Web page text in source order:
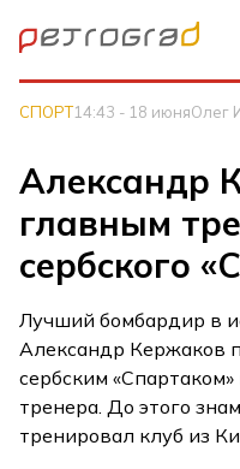
СПОРТ14:43 - 18 июняОлег
Александр
главным
сербского
Лучший бомбардир в
Александр Кержаков
сербским
тренера. До этого
тренировал клуб из